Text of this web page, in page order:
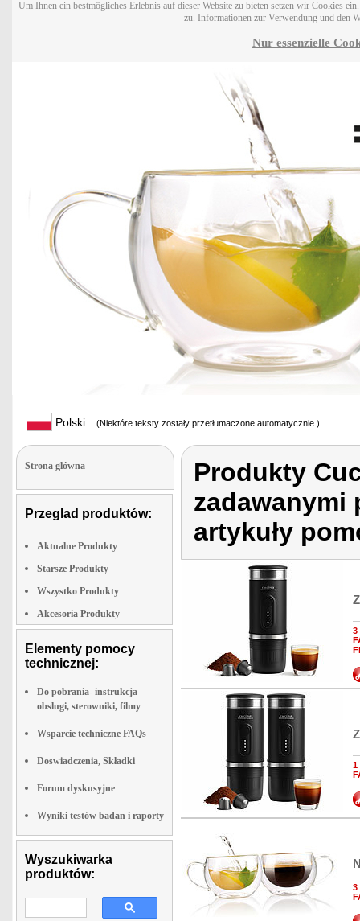
Um Ihnen ein bestmögliches Erlebnis auf dieser Website zu bieten setzen wir Cookies
zu. Informationen zur Verwendung und den
Nur essenzielle
Polski (Niektóre teksty zostały przetłumaczone automatycznie.)
Strona glówna
Przeglad produktów:
Aktualne Produkty
Starsze Produkty
Wszystko Produkty
Akcesoria Produkty
Elementy pomocy
technicznej:
Do pobrania- instrukcja
obslugi, sterowniki, filmy
Wsparcie techniczne FAQs
Doswiadczenia, Składki
Forum dyskusyjne
Wyniki testów badan i raporty
Wyszukiwarka
produktów:
Produkty
zadawanymi
artykuły
3
1
3